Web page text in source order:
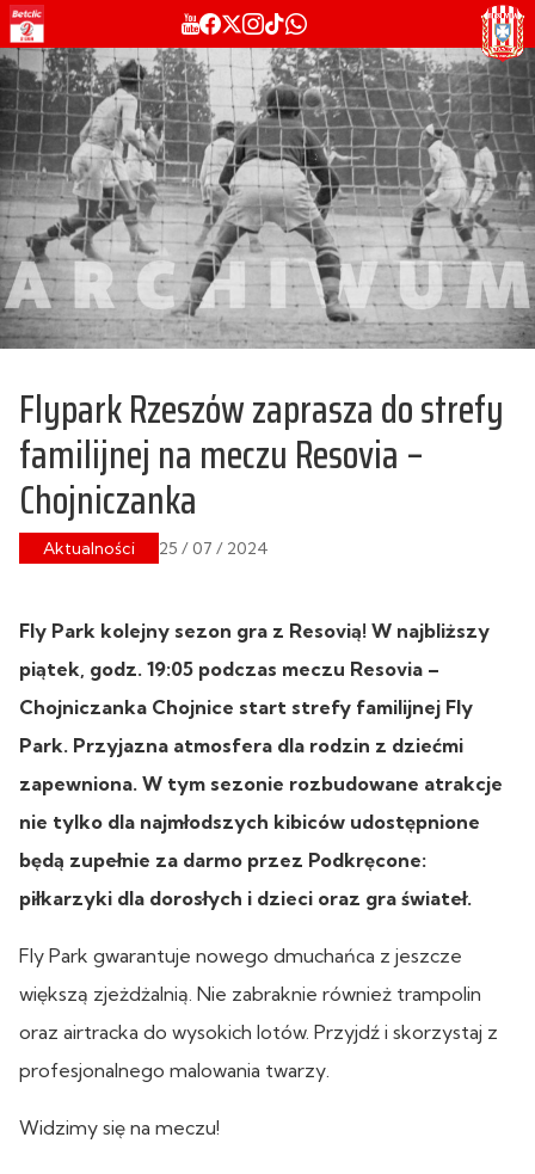
Flypark Rzeszów zaprasza do strefy
familijnej na meczu Resovia –
Chojniczanka
Aktualności 25 / 07 / 2024
Fly Park kolejny sezon gra z Resovią! W najbliższy
piątek, godz. 19:05 podczas meczu Resovia –
Chojniczanka Chojnice start strefy familijnej Fly
Park. Przyjazna atmosfera dla rodzin z dziećmi
zapewniona. W tym sezonie rozbudowane atrakcje
nie tylko dla najmłodszych kibiców udostępnione
będą zupełnie za darmo przez Podkręcone:
piłkarzyki dla dorosłych i dzieci oraz gra świateł.
Fly Park gwarantuje nowego dmuchańca z jeszcze
większą zjeżdżalnią. Nie zabraknie również trampolin
oraz airtracka do wysokich lotów. Przyjdź i skorzystaj z
profesjonalnego malowania twarzy.
Widzimy się na meczu!